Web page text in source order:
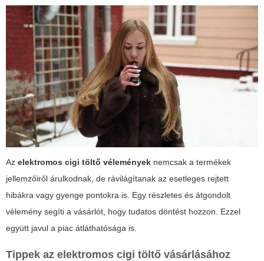
Az elektromos cigi töltő vélemények nemcsak a termékek
jellemzőiről árulkodnak, de rávilágítanak az esetleges rejtett
hibákra vagy gyenge pontokra is. Egy részletes és átgondolt
vélemény segíti a vásárlót, hogy tudatos döntést hozzon. Ezzel
együtt javul a piac átláthatósága is.
Tippek az elektromos cigi töltő vásárlásához